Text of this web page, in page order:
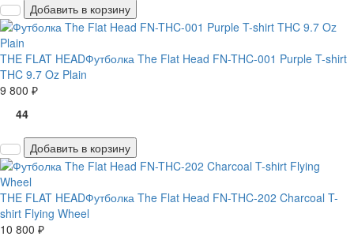
Добавить в корзину
THE FLAT HEADФутболка The Flat Head FN-THC-001 Purple T-shirt
THC 9.7 Oz Plain
9 800 ₽
44
Добавить в корзину
THE FLAT HEADФутболка The Flat Head FN-THC-202 Charcoal T-
shirt Flying Wheel
10 800 ₽